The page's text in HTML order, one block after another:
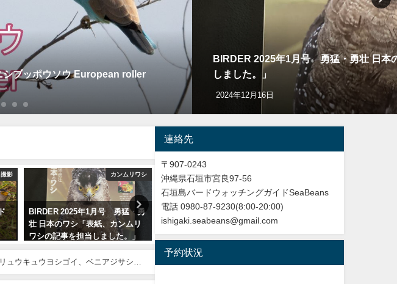
シブッポウソウ European roller
BIRDER 2025年1月号 勇猛・勇壮 日本
しました。」
2024年12月16日
影 カンムリワシ
BIRDER 2025年1月号 勇猛・勇
壮 日本のワシ「表紙、カンムリ
ワシの記事を担当しました。」
バードウオッチング＆野鳥撮影
沖縄タイムス朝刊「珍鳥 石垣
にチベットウタツグミ／国内で
初確認」
2020年2月21日
ドアカツグミ」
ュウキュウヨシゴイ、ベニアジサシ、
連絡先
〒907-0243
沖縄県石垣市宮良97-56
石垣島バードウォッチングガイドSeaBeans
電話 0980-87-9230(8:00-20:00)
ishigaki.seabeans@gmail.com
予約状況